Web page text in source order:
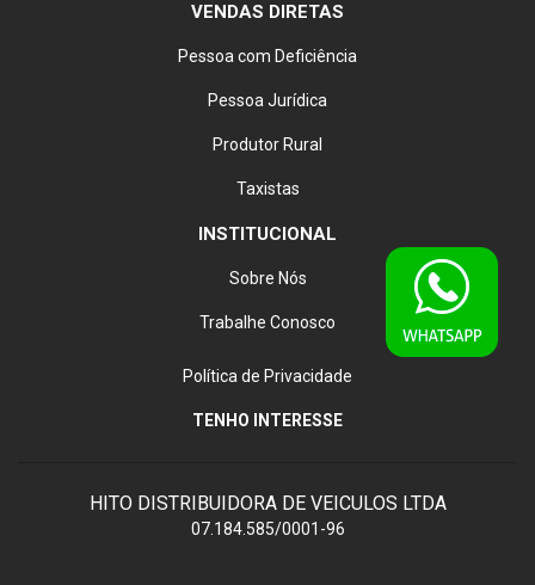
VENDAS DIRETAS
Pessoa com Deficiência
Pessoa Jurídica
Produtor Rural
Taxistas
INSTITUCIONAL
Sobre Nós
Trabalhe Conosco
Política de Privacidade
TENHO INTERESSE
HITO DISTRIBUIDORA DE VEICULOS LTDA
07.184.585/0001-96